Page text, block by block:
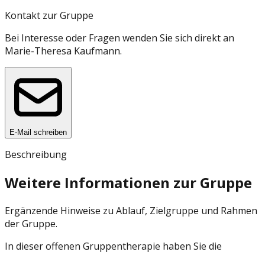
Kontakt zur Gruppe
Bei Interesse oder Fragen wenden Sie sich direkt an
Marie-Theresa Kaufmann.
E-Mail schreiben
Beschreibung
Weitere Informationen zur Gruppe
Ergänzende Hinweise zu Ablauf, Zielgruppe und Rahmen
der Gruppe.
In dieser offenen Gruppentherapie haben Sie die